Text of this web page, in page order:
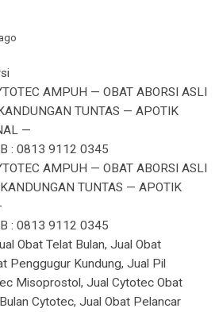
AMPUH — OBAT ABORSI ASLI
TUNTAS — APOTIK
—
: 0813 9112 0345
AMPUH — OBAT ABORSI ASLI
TUNTAS — APOTIK
: 0813 9112 0345
Obat Telat Bulan, Jual Obat
Penggugur Kundung, Jual Pil
Misoprostol, Jual Cytotec Obat
Cytotec, Jual Obat Pelancar